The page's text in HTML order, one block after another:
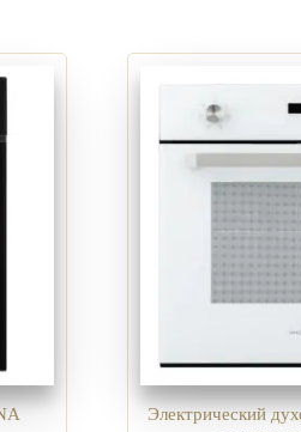
Электрический